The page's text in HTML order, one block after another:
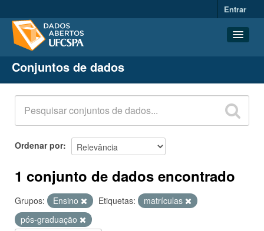
Entrar
Conjuntos de dados
Organizações
Grupos
Sobre
Conjuntos de dados
Ordenar por
1 conjunto de dados encontrado
Grupos: Ensino Etiquetas:
matrículas
pós-graduação